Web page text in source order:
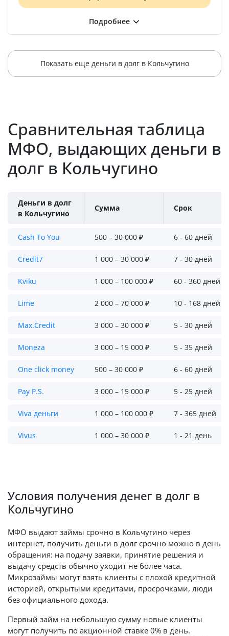
Показать еще деньги в долг в Кольчугино
Сравнительная таблица
МФО, выдающих деньги в
долг в Кольчугино
Деньги в долг
в Кольчугино
Сумма Срок
Cash To You 500 – 30 000 ₽ 6 - 60 дней
Credit7 1 000 – 30 000 ₽ 7 - 30 дней
Kviku 1 000 – 100 000 ₽ 60 - 360 дней
Lime 2 000 – 70 000 ₽ 10 - 168 дней
Max.Credit 3 000 – 30 000 ₽ 5 - 30 дней
Moneza 3 000 – 15 000 ₽ 5 - 35 дней
One click money 500 – 30 000 ₽ 6 - 60 дней
Pay P.S. 3 000 – 15 000 ₽ 5 - 25 дней
Viva деньги 1 000 – 100 000 ₽ 7 - 365 дней
Vivus 1 000 – 30 000 ₽ 1 - 21 день
Условия получения денег в долг в
Кольчугино
МФО выдают займы срочно в Кольчугино через
интернет, получить деньги в долг срочно можно в день
обращения: на подачу заявки, принятие решения и
выдачу средств обычно уходит не более часа.
Микрозаймы могут взять клиенты с плохой кредитной
историей, открытыми кредитами, просрочками, люди
без официального дохода.
Первый займ на небольшую сумму новые клиенты
могут получить по акционной ставке 0% в день.